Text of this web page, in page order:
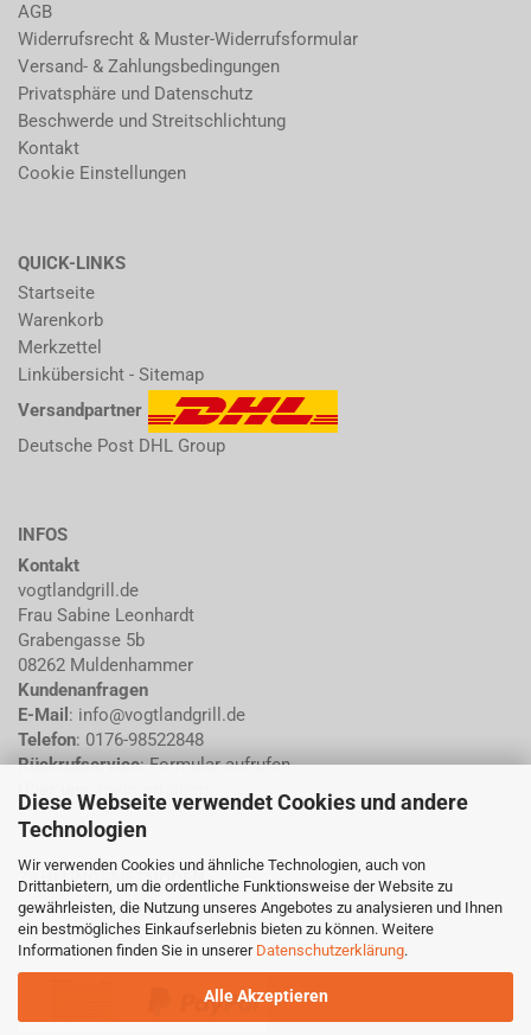
Diese Webseite verwendet Cookies und andere
Technologien
Wir verwenden Cookies und ähnliche Technologien, auch von
Drittanbietern, um die ordentliche Funktionsweise der Website zu
gewährleisten, die Nutzung unseres Angebotes zu analysieren und Ihnen
ein bestmögliches Einkaufserlebnis bieten zu können. Weitere
Informationen finden Sie in unserer Datenschutzerklärung.
Alle Akzeptieren
AGB
Widerrufsrecht & Muster-Widerrufsformular
Versand- & Zahlungsbedingungen
Privatsphäre und Datenschutz
Beschwerde und Streitschlichtung
Kontakt
Cookie Einstellungen
QUICK-LINKS
Startseite
Warenkorb
Merkzettel
Linkübersicht - Sitemap
Versandpartner
Deutsche Post DHL Group
INFOS
Kontakt
vogtlandgrill.de
Frau Sabine Leonhardt
Grabengasse 5b
08262 Muldenhammer
Kundenanfragen
E-Mail : info@vogtlandgrill.de
Telefon: 0176-98522848
Rückrufservice:Formular aufrufen
Über uns: mehr erfahren...
ZAHLUNGSMETHODEN
+ Vorkasse/Überweisung
+ PayPal